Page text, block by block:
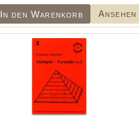
In den Warenkorb Ansehen